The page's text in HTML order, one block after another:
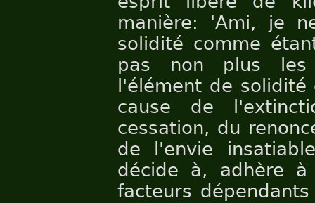
manière: 'Ami, je
solidité comme
pas non plus les
l'élément de
cause de
cessation, du
de l'envie
décide à, adhère
facteurs